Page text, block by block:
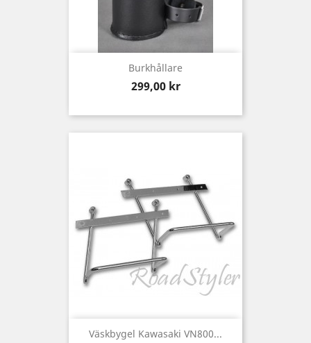
Burkhållare
Pris
299,00 kr
Väskbygel Kawasaki VN800...